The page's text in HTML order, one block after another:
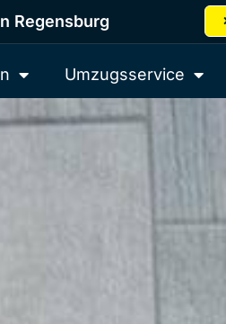
Regensburg
Umzugsservice